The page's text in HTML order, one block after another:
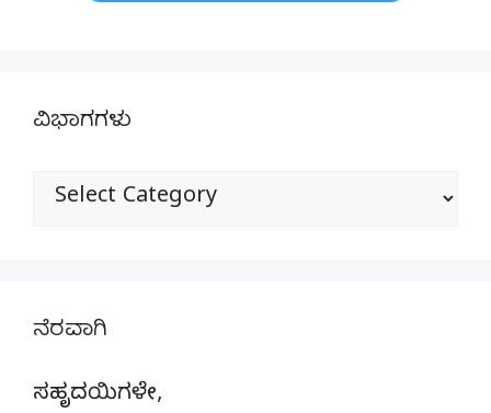
ವಿಭಾಗಗಳು
ವಿಭಾಗಗಳು
ನೆರವಾಗಿ
ಸಹೃದಯಿಗಳೇ,